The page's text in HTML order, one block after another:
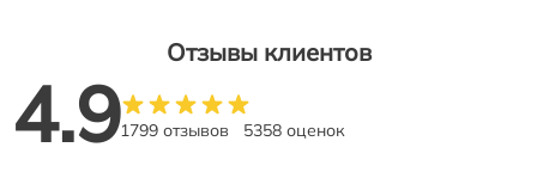
Отзывы клиентов
4.91799 отзывов 5358 оценок